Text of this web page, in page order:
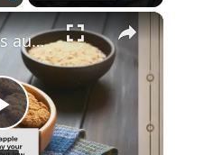
×
Play
Biscuits légers aux pommes : Une douceur légère et irrésistible